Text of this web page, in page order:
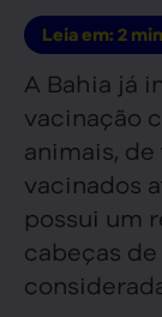
Leia em: 2
A Bahia já
vacinação
animais,
vacinados
possui um
cabeças de